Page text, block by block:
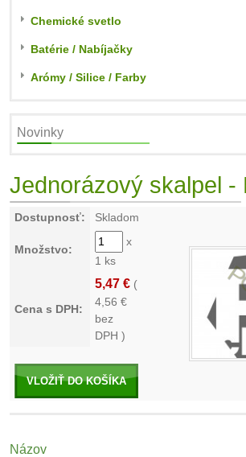
Chemické svetlo
Batérie / Nabíjačky
Arómy / Silice / Farby
Novinky
Jednorázový skalpel -
Dostupnosť: Skladom
Množstvo:
x
1 ks
Cena s DPH:
5,47 € (
4,56 €
bez
DPH )
VLOŽIŤ DO KOŠÍKA
Názov